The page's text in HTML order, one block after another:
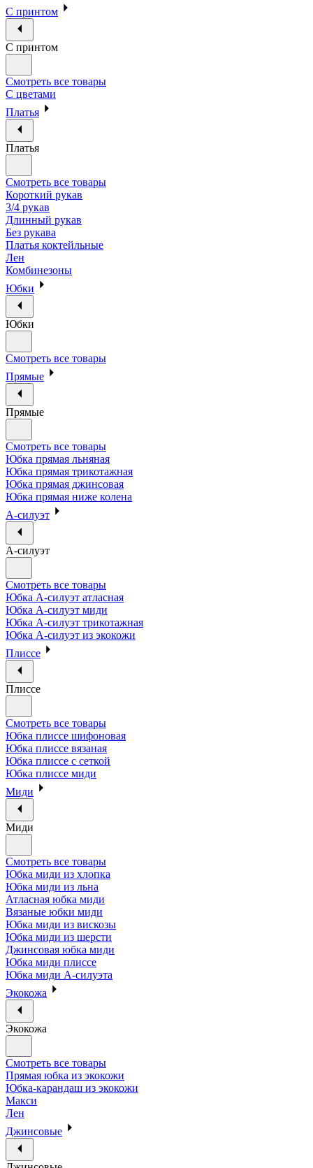
С принтом
С принтом
Смотреть все товары
С цветами
Платья
Платья
Смотреть все товары
Короткий рукав
3/4 рукав
Длинный рукав
Без рукава
Платья коктейльные
Лен
Комбинезоны
Юбки
Юбки
Смотреть все товары
Прямые
Прямые
Смотреть все товары
Юбка прямая льняная
Юбка прямая трикотажная
Юбка прямая джинсовая
Юбка прямая ниже колена
А-силуэт
А-силуэт
Смотреть все товары
Юбка А-силуэт атласная
Юбка А-силуэт миди
Юбка А-силуэт трикотажная
Юбка А-силуэт из экокожи
Плиссе
Плиссе
Смотреть все товары
Юбка плиссе шифоновая
Юбка плиссе вязаная
Юбка плиссе с сеткой
Юбка плиссе миди
Миди
Миди
Смотреть все товары
Юбка миди из хлопка
Юбка миди из льна
Атласная юбка миди
Вязаные юбки миди
Юбка миди из вискозы
Юбка миди из шерсти
Джинсовая юбка миди
Юбка миди плиссе
Юбка миди А-силуэта
Экокожа
Экокожа
Смотреть все товары
Прямая юбка из экокожи
Юбка-карандаш из экокожи
Макси
Лен
Джинсовые